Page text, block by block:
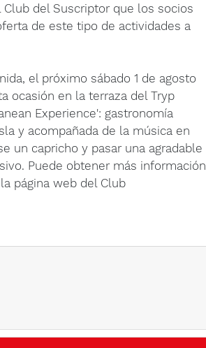
del Suscriptor que los socios
de este tipo de actividades a
el próximo sábado 1 de agosto
ocasión en la terraza del Tryp
Experience': gastronomía
y acompañada de la música en
un capricho y pasar una agradable
Puede obtener más información
página web del Club